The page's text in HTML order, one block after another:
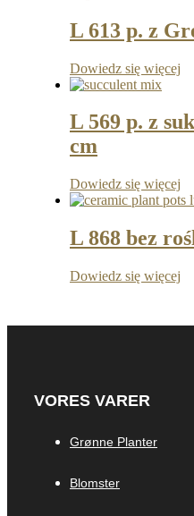
L 613 p. z
Dowiedz się więcej
L 569 p. z
cm
Dowiedz się więcej
L 868 bez
Dowiedz się więcej
VORES VARER
Grønne Planter
Blomster